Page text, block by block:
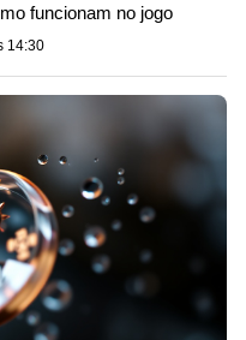
funcionam no jogo
14:30